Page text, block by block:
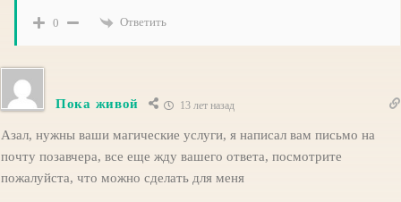
0 Ответить
Пока живой 13 лет назад
Азал, нужны ваши магические услуги, я написал вам письмо на
почту позавчера, все еще жду вашего ответа, посмотрите
пожалуйста, что можно сделать для меня